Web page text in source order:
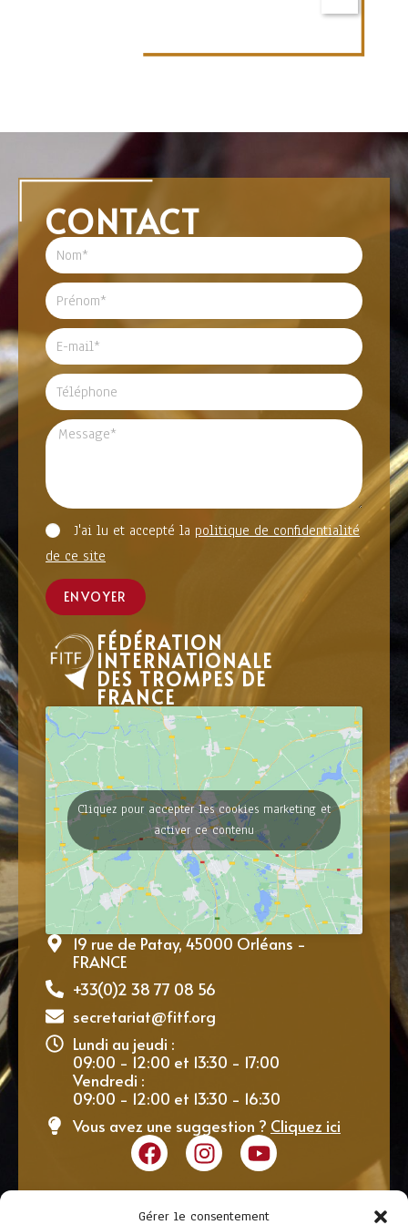
Gérer le consentement
CONTACT
J'ai lu et accepté la politique de confidentialité
de ce site
ENVOYER
FÉDÉRATION
INTERNATIONALE
DES TROMPES DE
FRANCE
Cliquez pour accepter les cookies marketing et
activer ce contenu
19 rue de Patay, 45000 Orléans -
FRANCE
+33(0)2 38 77 08 56
secretariat@fitf.org
Lundi au jeudi :
09:00 - 12:00 et 13:30 - 17:00
Vendredi :
09:00 - 12:00 et 13:30 - 16:30
Vous avez une suggestion ? Cliquez ici